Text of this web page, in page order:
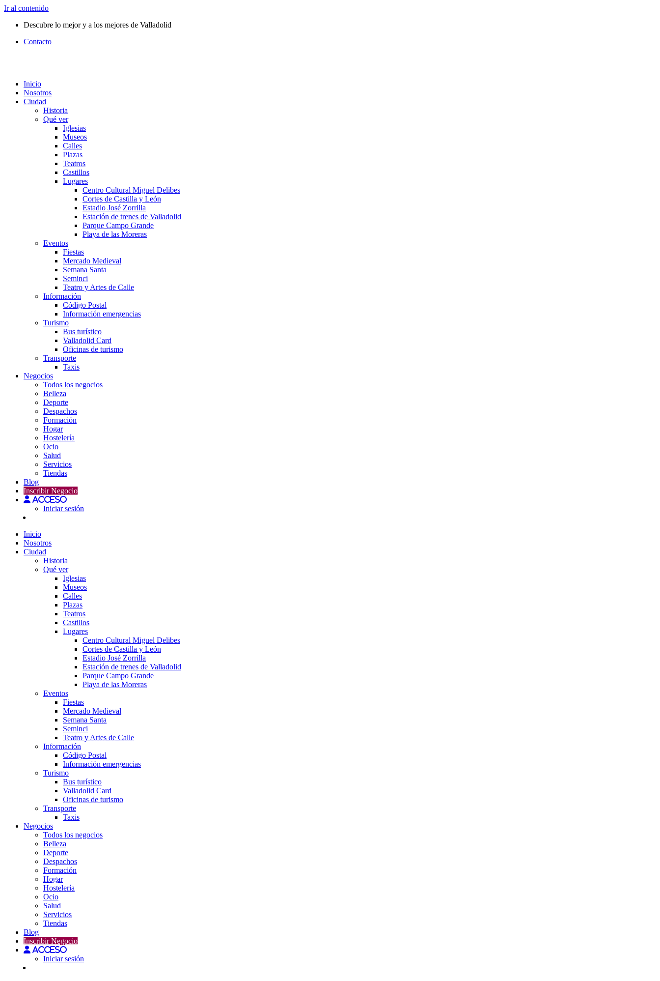
Ir al contenido
Descubre lo mejor y a los mejores de Valladolid
Contacto
Inicio
Nosotros
Ciudad
Historia
Qué ver
Iglesias
Museos
Calles
Plazas
Teatros
Castillos
Lugares
Centro Cultural Miguel Delibes
Cortes de Castilla y León
Estadio José Zorrilla
Estación de trenes de Valladolid
Parque Campo Grande
Playa de las Moreras
Eventos
Fiestas
Mercado Medieval
Semana Santa
Seminci
Teatro y Artes de Calle
Información
Código Postal
Información emergencias
Turismo
Bus turístico
Valladolid Card
Oficinas de turismo
Transporte
Taxis
Negocios
Todos los negocios
Belleza
Deporte
Despachos
Formación
Hogar
Hostelería
Ocio
Salud
Servicios
Tiendas
Blog
Inscribir Negocio
Acceso
Iniciar sesión
Inicio
Nosotros
Ciudad
Historia
Qué ver
Iglesias
Museos
Calles
Plazas
Teatros
Castillos
Lugares
Centro Cultural Miguel Delibes
Cortes de Castilla y León
Estadio José Zorrilla
Estación de trenes de Valladolid
Parque Campo Grande
Playa de las Moreras
Eventos
Fiestas
Mercado Medieval
Semana Santa
Seminci
Teatro y Artes de Calle
Información
Código Postal
Información emergencias
Turismo
Bus turístico
Valladolid Card
Oficinas de turismo
Transporte
Taxis
Negocios
Todos los negocios
Belleza
Deporte
Despachos
Formación
Hogar
Hostelería
Ocio
Salud
Servicios
Tiendas
Blog
Inscribir Negocio
Acceso
Iniciar sesión